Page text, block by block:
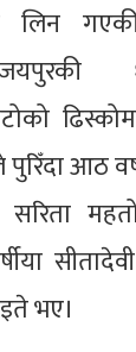
लिन
आठ
सरिता
भए।